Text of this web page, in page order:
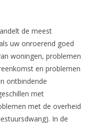
de meest
uw onroerend goed
woningen, problemen
en problemen
ontbindende
met
met de overheid
In de